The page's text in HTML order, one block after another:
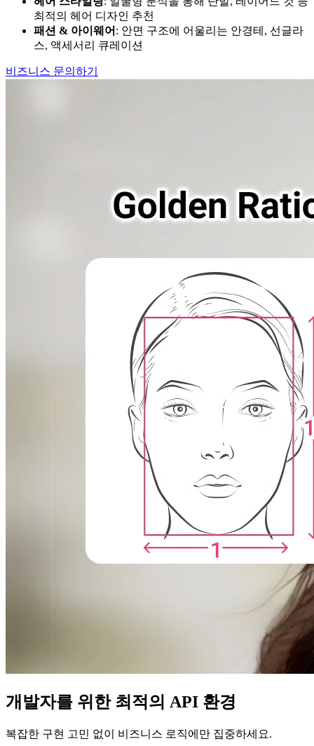
최적의 헤어 디자인 추천
패션 & 아이웨어 : 안면 구조에 어울리는 안경테, 선글라
스, 액세서리 큐레이션
비즈니스 문의하기
개발자를 위한 최적의 API 환경
복잡한 구현 고민 없이 비즈니스 로직에만 집중하세요.